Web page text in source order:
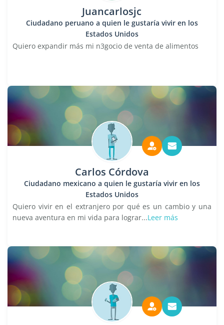
Juancarlosjc
Ciudadano peruano a quien le gustaría vivir en los
Estados Unidos
Quiero expandir más mi n3gocio de venta de alimentos
Carlos Córdova
Ciudadano mexicano a quien le gustaría vivir en los
Estados Unidos
Quiero vivir en el extranjero por qué es un cambio y una
nueva aventura en mi vida para lograr...Leer más